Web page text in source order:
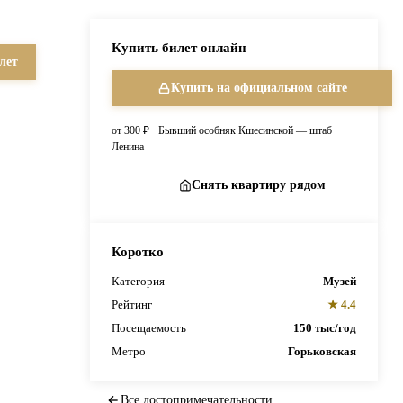
Купить билет онлайн
Купить на официальном сайте
от 300 ₽ · Бывший особняк Кшесинской — штаб
Ленина
Снять квартиру рядом
Коротко
Категория
Музей
Рейтинг
★ 4.4
Посещаемость
150 тыс/год
Метро
Горьковская
Все достопримечательности